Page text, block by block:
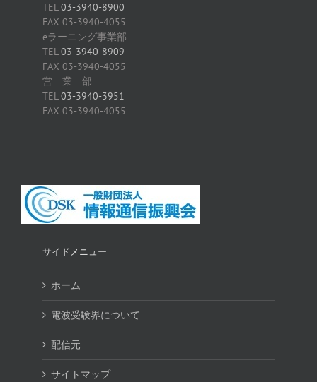
TEL03-3940-8900
FAX 03-3940-4055
eラーニング事業部
TEL03-3940-8909
FAX 03-3940-4055
営 業 部
TEL03-3940-3951
FAX 03-3940-4055
サイドメニュー
ホーム
電波受験界について
配信元
サイトマップ